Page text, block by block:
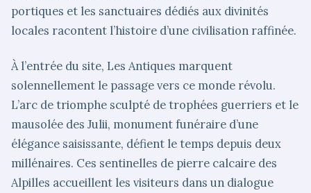
portiques et les sanctuaires dédiés aux divinités
locales racontent l’histoire d’une civilisation raffinée.
À l’entrée du site, Les Antiques marquent
solennellement le passage vers ce monde révolu.
L’arc de triomphe sculpté de trophées guerriers et le
mausolée des Julii, monument funéraire d’une
élégance saisissante, défient le temps depuis deux
millénaires. Ces sentinelles de pierre calcaire des
Alpilles accueillent les visiteurs dans un dialogue